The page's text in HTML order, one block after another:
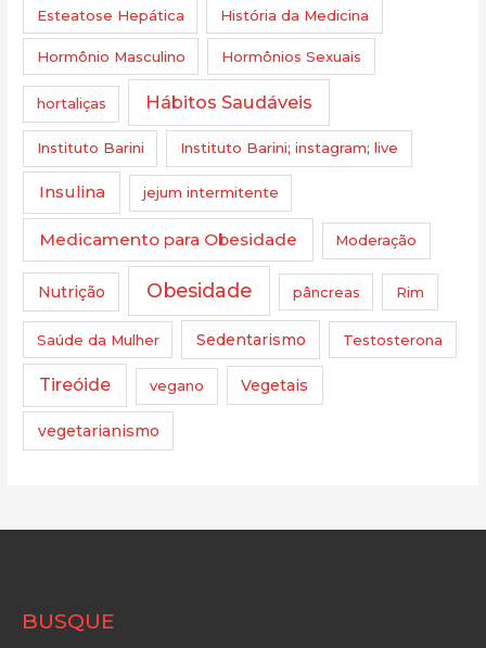
Esteatose Hepática História da Medicina
Hormônio Masculino Hormônios Sexuais
hortaliças Hábitos Saudáveis
Instituto Barini Instituto Barini; instagram; live
Insulina jejum intermitente
Medicamento para Obesidade Moderação
Nutrição Obesidade pâncreas Rim
Saúde da Mulher Sedentarismo Testosterona
Tireóide vegano Vegetais
vegetarianismo
BUSQUE